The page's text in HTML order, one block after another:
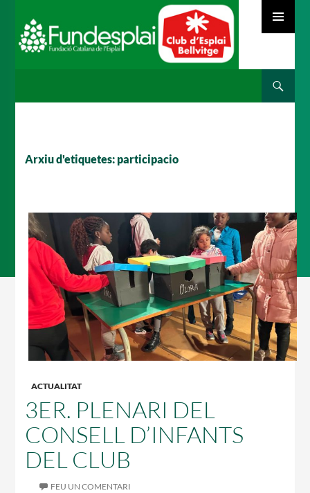
Arxiu d'etiquetes: participacio
ACTUALITAT
3ER. PLENARI DEL
CONSELL D’INFANTS
DEL CLUB
FEU UN COMENTARI
MÓN ESCOLAR
ALBERG CENTRE ESPLAI
FORMACIÓ
CASES DE COLÒNIES
ACCIÓ SOCIAL I JOVES
ESPLAIS